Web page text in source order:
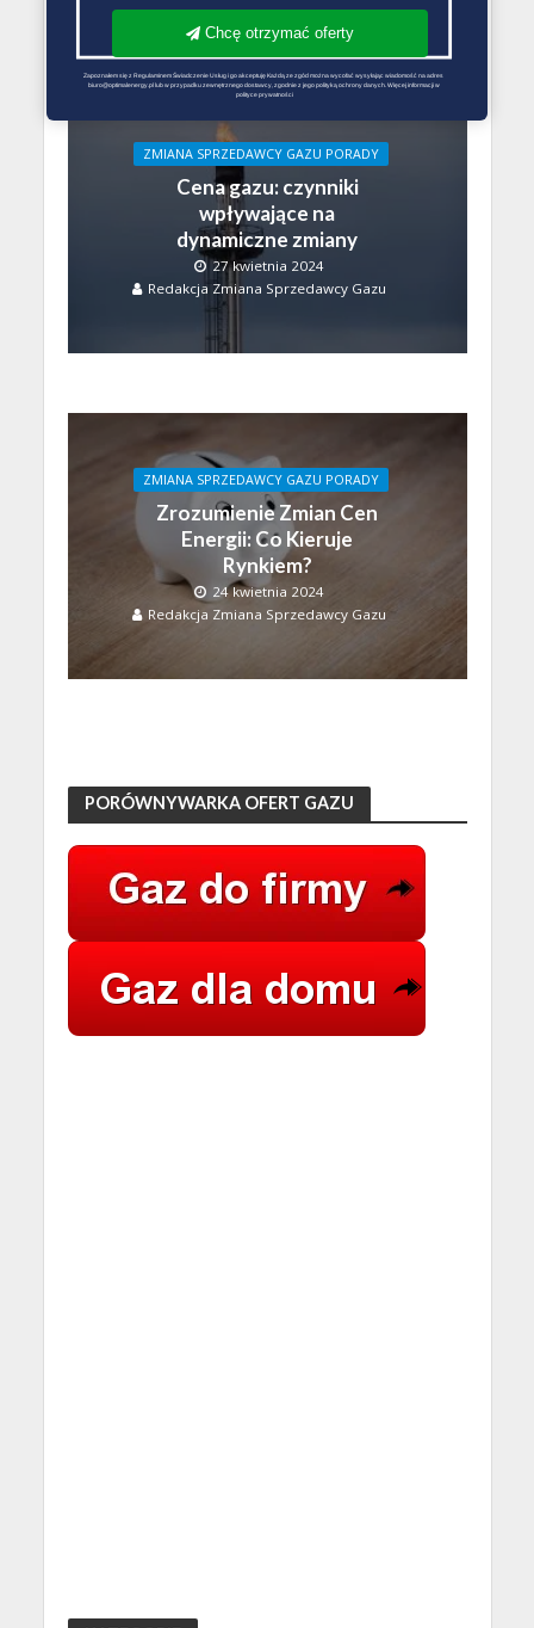
ZMIANA SPRZEDAWCY GAZU PORADY
Cena gazu: czynniki
wpływające na
dynamiczne zmiany
27 kwietnia 2024
Redakcja Zmiana Sprzedawcy Gazu
ZMIANA SPRZEDAWCY GAZU PORADY
Zrozumienie Zmian Cen
Energii: Co Kieruje
Rynkiem?
24 kwietnia 2024
Redakcja Zmiana Sprzedawcy Gazu
PORÓWNYWARKA OFERT GAZU
Chcę otrzymać oferty
Zapoznałem się z Regulaminem Świadczenie Usług i go akceptuję Każdą ze zgód można wycofać wysyłając wiadomość na adres
biuro@optimalenergy.pl lub w przypadku zewnętrznego dostawcy, zgodnie z jego polityką ochrony danych. Więcej informacji w
polityce prywatności